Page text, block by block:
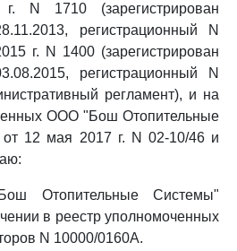
N 1710 (зарегистрирован
регистрационный N
г. N 1400 (зарегистрирован
регистрационный N
регламент), и на
ООО "Бош Отопительные
12 мая 2017 г. N 02-10/46 и
Отопительные Системы"
в реестр уполномоченных
N 10000/0160А.